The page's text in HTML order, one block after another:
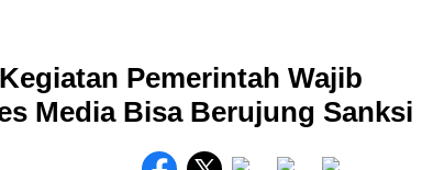
Pemerintah Wajib
Media Bisa Berujung Sanksi